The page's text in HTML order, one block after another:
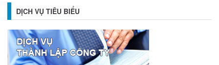
DỊCH VỤ TIÊU BIỂU